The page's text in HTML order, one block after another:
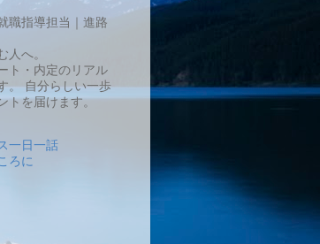
職指導担当｜進路
人へ。
ト・内定のリアル
。 自分らしい一歩
トを届けます。
一日一話
ろに